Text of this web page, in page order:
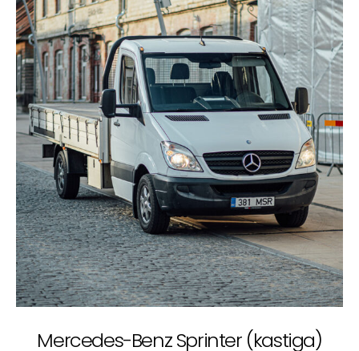
Mercedes-Benz Sprinter (kastiga)